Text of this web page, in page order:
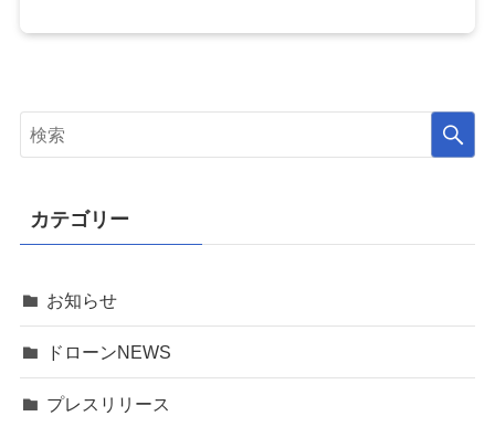
カテゴリー
お知らせ
ドローンNEWS
プレスリリース